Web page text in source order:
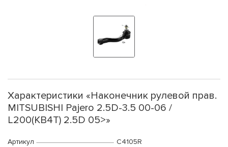
Характеристики «Наконечник рулевой прав.
MITSUBISHI Pajero 2.5D-3.5 00-06 /
L200(KB4T) 2.5D 05>»
Артикул
C4105R